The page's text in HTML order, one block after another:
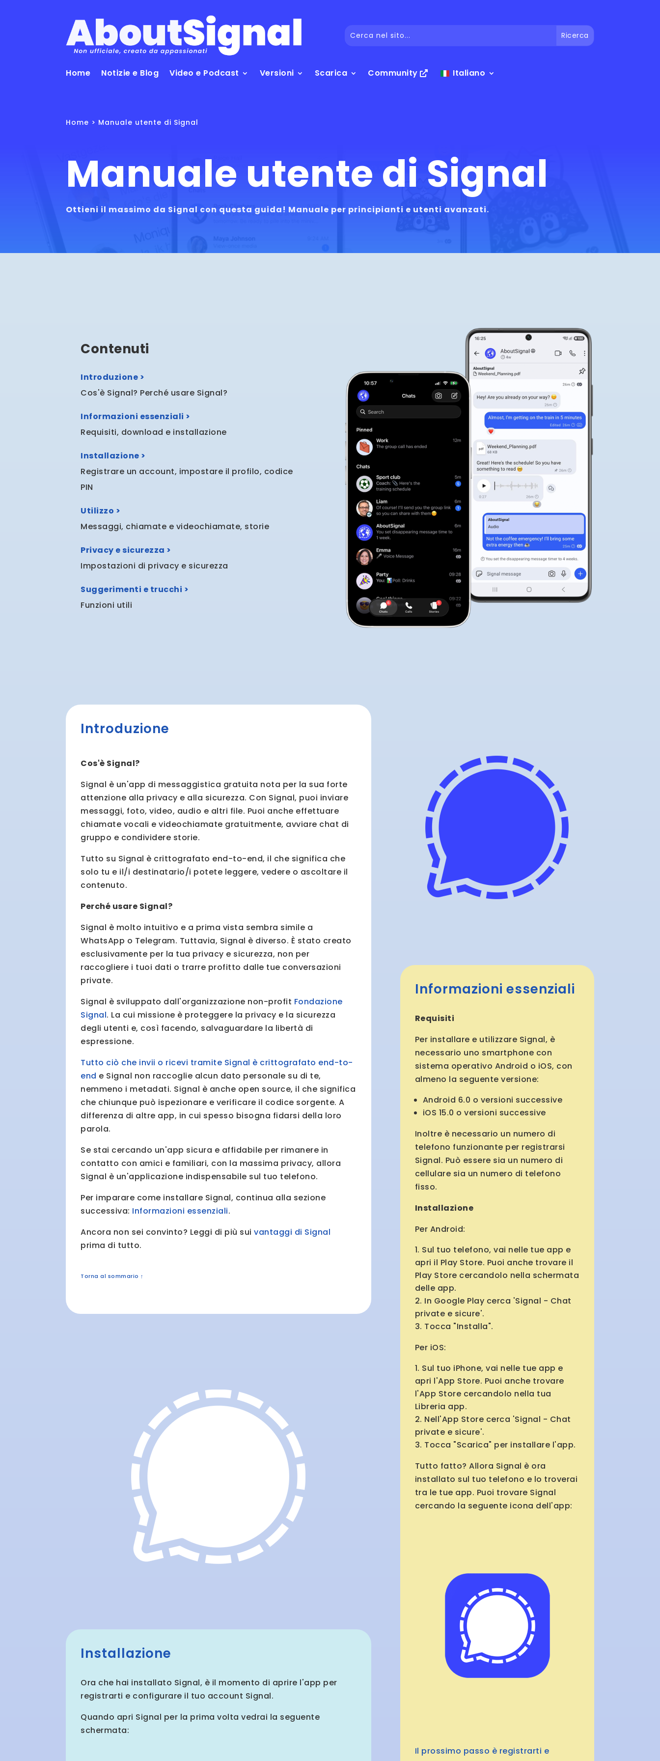
Home Notizie e Blog Video e Podcast Versioni Scarica Community Italiano
Home > Manuale utente di Signal
Manuale utente di Signal
Ottieni il massimo da Signal con questa guida! Manuale per principianti e utenti avanzati.
Contenuti
Introduzione >
Cos'è Signal? Perché usare Signal?
Informazioni essenziali >
Requisiti, download e installazione
Installazione >
Registrare un account, impostare il profilo, codice
PIN
Utilizzo >
Messaggi, chiamate e videochiamate, storie
Privacy e sicurezza >
Impostazioni di privacy e sicurezza
Suggerimenti e trucchi >
Funzioni utili
Introduzione
Cos'è Signal?
Signal è un'app di messaggistica gratuita nota per la sua forte
attenzione alla privacy e alla sicurezza. Con Signal, puoi inviare
messaggi, foto, video, audio e altri file. Puoi anche effettuare
chiamate vocali e videochiamate gratuitmente, avviare chat di
gruppo e condividere storie.
Tutto su Signal è crittografato end-to-end, il che significa che
solo tu e il/i destinatario/i potete leggere, vedere o ascoltare il
contenuto.
Perché usare Signal?
Signal è molto intuitivo e a prima vista sembra simile a
WhatsApp o Telegram. Tuttavia, Signal è diverso. È stato creato
esclusivamente per la tua privacy e sicurezza, non per
raccogliere i tuoi dati o trarre profitto dalle tue conversazioni
private.
Signal è sviluppato dall'organizzazione non-profit Fondazione
Signal. La cui missione è proteggere la privacy e la sicurezza
degli utenti e, così facendo, salvaguardare la libertà di
espressione.
Tutto ciò che invii o ricevi tramite Signal è crittografato end-to-
end e Signal non raccoglie alcun dato personale su di te,
nemmeno i metadati. Signal è anche open source, il che significa
che chiunque può ispezionare e verificare il codice sorgente. A
differenza di altre app, in cui spesso bisogna fidarsi della loro
parola.
Se stai cercando un'app sicura e affidabile per rimanere in
contatto con amici e familiari, con la massima privacy, allora
Signal è un'applicazione indispensabile sul tuo telefono.
Per imparare come installare Signal, continua alla sezione
successiva: Informazioni essenziali.
Ancora non sei convinto? Leggi di più suivantaggi di Signal
prima di tutto.
Torna al sommario ↑
Installazione
Ora che hai installato Signal, è il momento di aprire l'app per
registrarti e configurare il tuo account Signal.
Quando apri Signal per la prima volta vedrai la seguente
schermata:
Informazioni essenziali
Requisiti
Per installare e utilizzare Signal, è
necessario uno smartphone con
sistema operativo Android o iOS, con
almeno la seguente versione:
Android 6.0 o versioni successive
iOS 15.0 o versioni successive
Inoltre è necessario un numero di
telefono funzionante per registrarsi
Signal. Può essere sia un numero di
cellulare sia un numero di telefono
fisso.
Installazione
Per Android:
Sul tuo telefono, vai nelle tue app e
apri il Play Store. Puoi anche trovare il
Play Store cercandolo nella schermata
delle app.
In Google Play cerca 'Signal - Chat
private e sicure'.
Tocca "Installa".
Per iOS:
Sul tuo iPhone, vai nelle tue app e
apri l'App Store. Puoi anche trovare
l'App Store cercandolo nella tua
Libreria app.
Nell'App Store cerca 'Signal - Chat
private e sicure'.
Tocca "Scarica" ​​per installare l'app.
Tutto fatto? Allora Signal è ora
installato sul tuo telefono e lo troverai
tra le tue app. Puoi trovare Signal
cercando la seguente icona dell'app:
Il prossimo passo è registrarti e